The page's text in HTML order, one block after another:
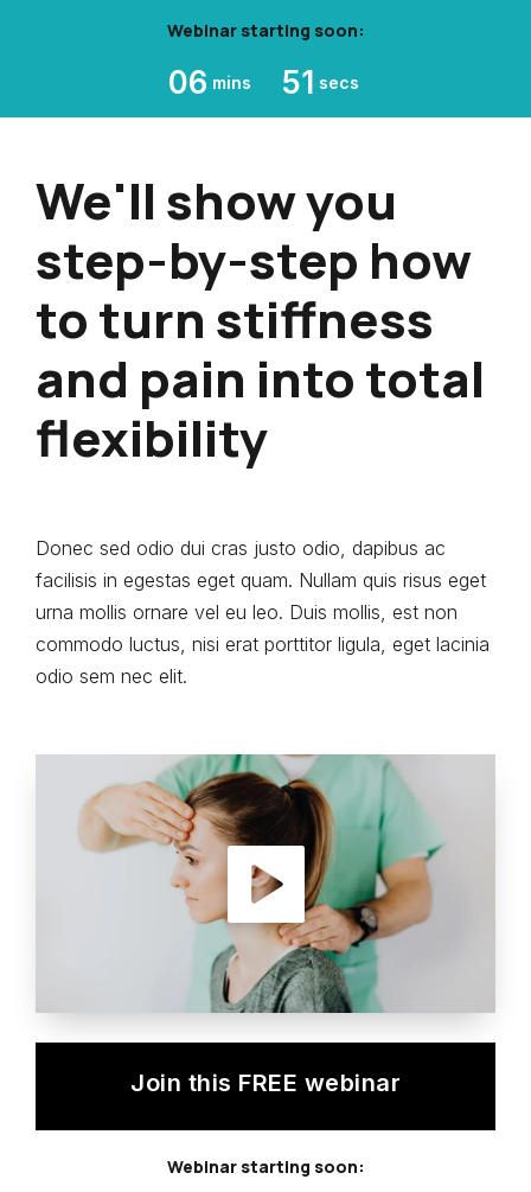
Webinar starting soon:
06 mins 50 secs
We'll show you
step-by-step how
to turn stiffness
and pain into total
flexibility
Donec sed odio dui cras justo odio, dapibus ac
facilisis in egestas eget quam. Nullam quis risus eget
urna mollis ornare vel eu leo. Duis mollis, est non
commodo luctus, nisi erat porttitor ligula, eget lacinia
odio sem nec elit.
Join this FREE webinar
Webinar starting soon: